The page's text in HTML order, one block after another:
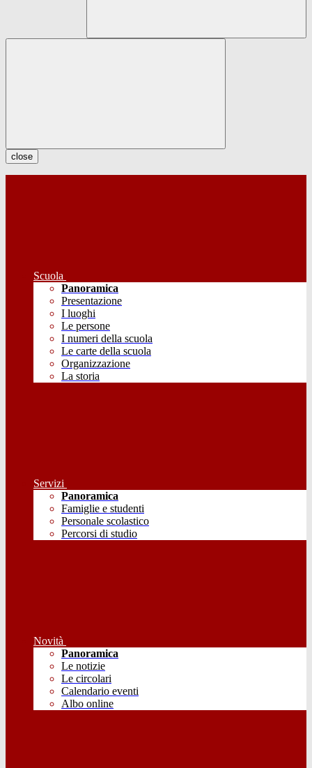
close
Scuola
Panoramica
Presentazione
I luoghi
Le persone
I numeri della scuola
Le carte della scuola
Organizzazione
La storia
Servizi
Panoramica
Famiglie e studenti
Personale scolastico
Percorsi di studio
Novità
Panoramica
Le notizie
Le circolari
Calendario eventi
Albo online